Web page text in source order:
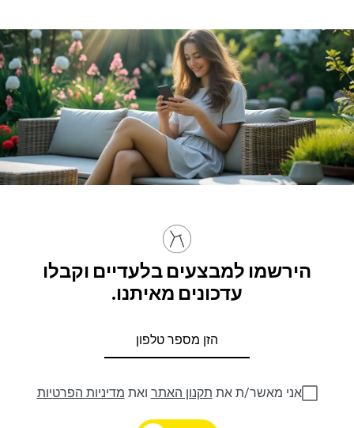
הירשמו למבצעים בלעדיים וקבלו
עדכונים מאיתנו.
אני מאשר/ת את תקנון האתר ואת מדיניות הפרטיות